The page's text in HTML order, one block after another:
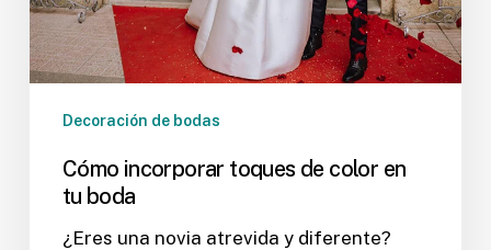
Decoración de bodas
Cómo incorporar toques de color en
tu boda
¿Eres una novia atrevida y diferente?